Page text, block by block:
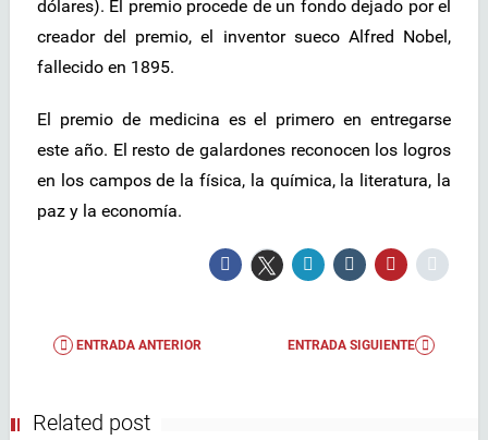
dólares). El premio procede de un fondo dejado por el
creador del premio, el inventor sueco Alfred Nobel,
fallecido en 1895.
El premio de medicina es el primero en entregarse
este año. El resto de galardones reconocen los logros
en los campos de la física, la química, la literatura, la
paz y la economía.
ENTRADA ANTERIOR ENTRADA SIGUIENTE
Related post